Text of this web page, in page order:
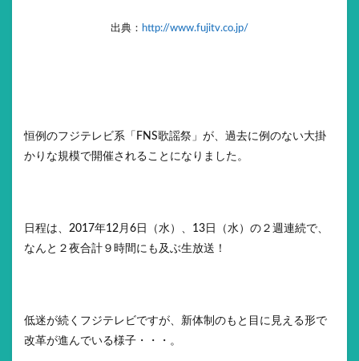
出典： http://www.fujitv.co.jp/
恒例のフジテレビ系「FNS歌謡祭」が、過去に例のない大掛
かりな規模で開催されることになりました。
日程は、2017年12月6日（水）、13日（水）の２週連続で、
なんと２夜合計９時間にも及ぶ生放送！
低迷が続くフジテレビですが、新体制のもと目に見える形で
改革が進んでいる様子・・・。